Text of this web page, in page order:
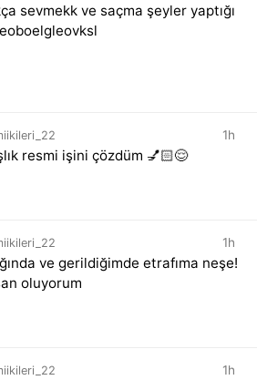
sevmekk ve saçma şeyler yaptığı
1h
resmi işini çözdüm 💅🏻😌
1h
ve gerildiğimde etrafıma neşe!
oluyorum
1h